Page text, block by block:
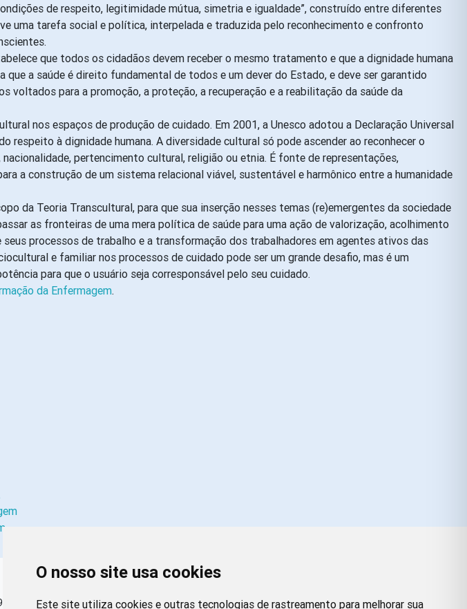
O nosso site usa cookies
Este site utiliza cookies e outras tecnologias de rastreamento para melhorar sua
de respeito, legitimidade mútua, simetria e igualdade”, construído entre diferentes
uma tarefa social e política, interpelada e traduzida pelo reconhecimento e confronto
que todos os cidadãos devem receber o mesmo tratamento e que a dignidade humana
a saúde é direito fundamental de todos e um dever do Estado, e deve ser garantido
para a promoção, a proteção, a recuperação e a reabilitação da saúde da
nos espaços de produção de cuidado. Em 2001, a Unesco adotou a Declaração Universal
respeito à dignidade humana. A diversidade cultural só pode ascender ao reconhecer o
pertencimento cultural, religião ou etnia. É fonte de representações,
a construção de um sistema relacional viável, sustentável e harmônico entre a humanidade
da Teoria Transcultural, para que sua inserção nesses temas (re)emergentes da sociedade
as fronteiras de uma mera política de saúde para uma ação de valorização, acolhimento
processos de trabalho e a transformação dos trabalhadores em agentes ativos das
e familiar nos processos de cuidado pode ser um grande desafio, mas é um
para que o usuário seja corresponsável pelo seu cuidado.
da Enfermagem.
Asa Sul, CEP: 70390-100
Redes Sociais
Facebook Instagram Twitter Pinterest